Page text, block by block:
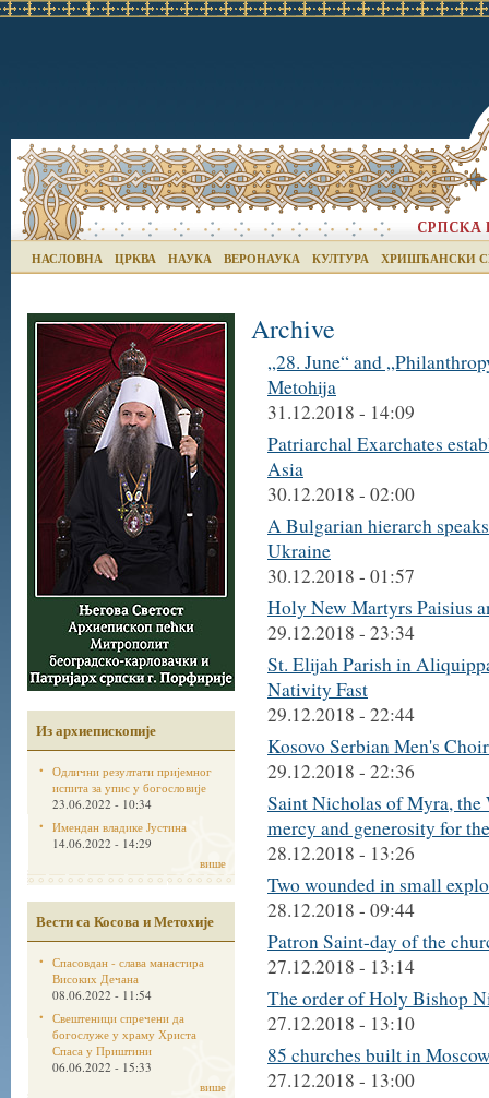
НАСЛОВНА ЦРКВА НАУКА ВЕРОНАУКА КУЛТУРА ХРИШЋАНСКИ
Из архиепископије
Одлични резултати пријемног
испита за упис у богословије
23.06.2022 - 10:34
Имендан владике Јустина
14.06.2022 - 14:29
више
Вести са Косова и Метохије
Спасовдан - слава манастира
Високих Дечана
08.06.2022 - 11:54
Свештеници спречени да
богослуже у храму Христа
Спаса у Приштини
06.06.2022 - 15:33
више
Archive
„28. June“ and
Metohija
31.12.2018 - 14:09
Patriarchal Exarchates
Asia
30.12.2018 - 02:00
A Bulgarian hierarch
Ukraine
30.12.2018 - 01:57
Holy New Martyrs Paisius
29.12.2018 - 23:34
St. Elijah Parish in
Nativity Fast
29.12.2018 - 22:44
Kosovo Serbian Men's
29.12.2018 - 22:36
Saint Nicholas of Myra,
mercy and generosity for
28.12.2018 - 13:26
Two wounded in small
28.12.2018 - 09:44
Patron Saint-day of the
27.12.2018 - 13:14
The order of Holy Bishop
27.12.2018 - 13:10
85 churches built in
27.12.2018 - 13:00